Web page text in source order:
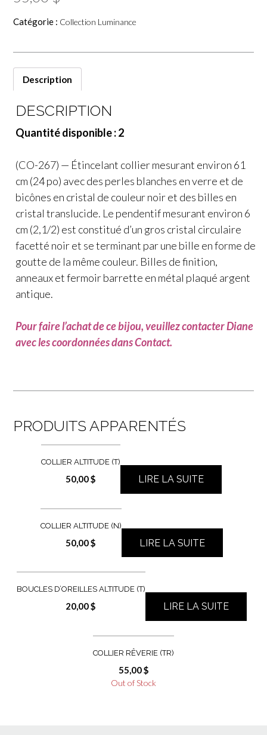
Catégorie : Collection Luminance
Description
DESCRIPTION
Quantité disponible : 2
(CO-267) — Étincelant collier mesurant environ 61
cm (24 po) avec des perles blanches en verre et de
bicônes en cristal de couleur noir et des billes en
cristal translucide. Le pendentif mesurant environ 6
cm (2,1/2) est constitué d’un gros cristal circulaire
facetté noir et se terminant par une bille en forme de
goutte de la même couleur. Billes de finition,
anneaux et fermoir barrette en métal plaqué argent
antique.
Pour faire l’achat de ce bijou, veuillez contacter Diane
avec les coordonnées dans Contact.
PRODUITS APPARENTÉS
COLLIER ALTITUDE (T)
50,00$ LIRE LA SUITE
COLLIER ALTITUDE (N)
50,00$ LIRE LA SUITE
BOUCLES D’OREILLES ALTITUDE (T)
20,00$ LIRE LA SUITE
COLLIER RÊVERIE (TR)
55,00$
Out of Stock